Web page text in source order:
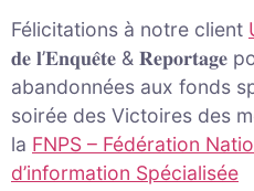
Félicitations à notre client
𝐝𝐞 𝐥’𝐄𝐧𝐪𝐮𝐞̂𝐭𝐞 & 𝐑𝐞𝐩𝐨𝐫𝐭𝐚𝐠𝐞
abandonnées aux fonds
soirée des Victoires des
la FNPS – Fédération
d’information Spécialisée